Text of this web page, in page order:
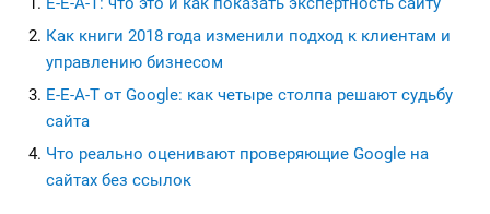
Как книги 2018 года изменили подход к клиентам и
управлению бизнесом
E-E-A-T от Google: как четыре столпа решают судьбу
сайта
Что реально оценивают проверяющие Google на
сайтах без ссылок